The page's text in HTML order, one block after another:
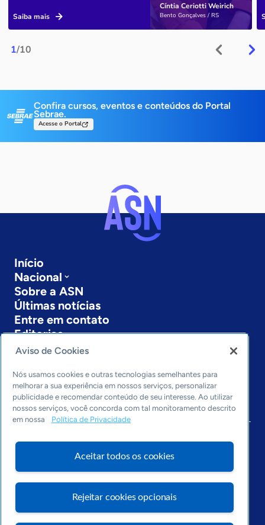
1/10
Cíntia Ceriotti Weirich
Bento Gonçalves / RS
Saiba mais
Confira cursos, eventos e conteúdos do Portal
Sebrae.
Acesse o Portal
Início
Nacional
Sobre a ASN
Últimas notícias
Entre em contato
Editorias
Economia & Política
Inovação & Tecnologia
Cultura empreendedora
Dados
Arquivo
Aviso de Cookies
Nós usamos cookies e outras tecnologias semelhantes para
melhorar a sua experiência em nossos serviços, personalizar
publicidade e recomendar conteúdo de seu interesse. Ao utilizar
nossos serviços, você concorda com tal monitoramento descrito
em nossa
Política de Privacidade
Aceitar todos os cookies
Rejeitar cookies opcionais